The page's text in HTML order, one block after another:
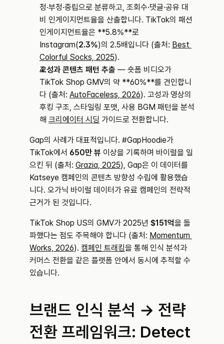
정·부정·중립으로 분류하고, 조회수·댓글·공유 대
비 인게이지먼트율을 산출합니다. TikTok의 패션
인게이지먼트율은 **5.8%**로
Instagram(2.3%)의 2.5배입니다 (출처: Best
Colorful Socks, 2025).
고성과 콘텐츠 패턴 추출 — 숏폼 비디오가
TikTok Shop GMV의 약 **60%**를 견인합니
다 (출처: AutoFaceless, 2026). 고성과 영상의
후킹 구조, 스타일링 포맷, 사용 BGM 패턴을 분석
해 크리에이터 시딩 가이드로 전환합니다.
Gap의 사례가 대표적입니다. #GapHoodie가
TikTok에서 650만 뷰 이상을 기록하며 바이럴을 일
으킨 뒤 (출처: Grazia, 2025), Gap은 이 데이터를
Katseye 캠페인의 콘텐츠 방향성 수립에 활용했습
니다. 오가닉 바이럴 데이터가 유료 캠페인의 전략적
근거가 된 것입니다.
TikTok Shop US의 GMV가 2025년 $151억을 돌
파했다는 점도 주목해야 합니다 (출처: Momentum
Works, 2026). 캠페인 트래킹을 통해 인식 분석과
커머스 전환을 같은 플랫폼 안에서 동시에 추적할 수
있습니다.
브랜드 인식 분석 → 전략
전환 프레임워크: Detect